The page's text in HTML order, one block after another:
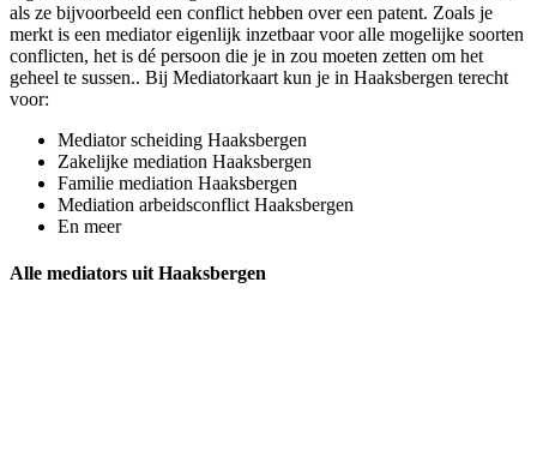
als ze bijvoorbeeld een conflict hebben over een patent. Zoals je
merkt is een mediator eigenlijk inzetbaar voor alle mogelijke soorten
conflicten, het is dé persoon die je in zou moeten zetten om het
geheel te sussen.. Bij Mediatorkaart kun je in Haaksbergen terecht
voor:
Mediator scheiding Haaksbergen
Zakelijke mediation Haaksbergen
Familie mediation Haaksbergen
Mediation arbeidsconflict Haaksbergen
En meer
Alle mediators uit Haaksbergen